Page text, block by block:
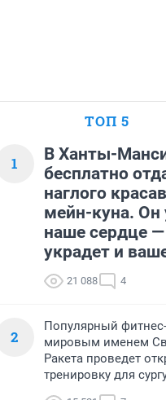
ТОП 5
1
В Ханты-
бесплатно
наглого
мейн-куна. Он
наше сердце —
украдет и
21 088 4
2
Популярный
мировым именем
Ракета проведет
тренировку для